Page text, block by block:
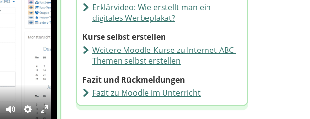
Erklärvideo: Wie erstellt man ein
digitales Werbeplakat?
Kurse selbst erstellen
Weitere Moodle-Kurse zu Internet-ABC-
Themen selbst erstellen
Fazit und Rückmeldungen
Fazit zu Moodle im Unterricht